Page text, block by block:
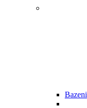
Bazeni